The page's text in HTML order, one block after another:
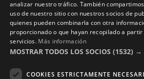
analizar nuestro tráfico. También
uso de nuestro sitio con nuestros socios de
quienes pueden combinarla con otra
proporcionado o que hayan recopilado a
servicios. Más información
MOSTRAR TODOS LOS SOCIOS (1532) →
COOKIES ESTRICTAMENTE